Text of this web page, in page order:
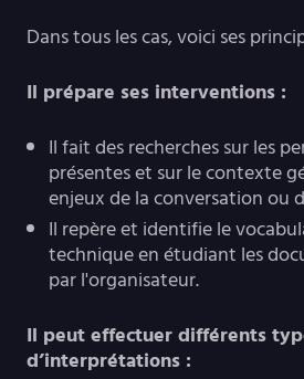
Dans tous les cas, voici ses
Il prépare ses interventions :
Il fait des recherches sur les
présentes et sur le contexte
enjeux de la conversation ou
Il repère et identifie le
technique en étudiant les
par l'organisateur.
Il peut effectuer différents
d’interprétations :